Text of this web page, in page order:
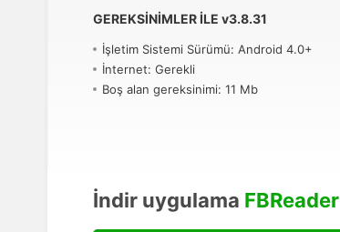
GEREKSINIMLER ILE v3.8.31
İşletim Sistemi Sürümü: Android 4.0+
İnternet: Gerekli
Boş alan gereksinimi: 11 Mb
İndir uygulama FBReader